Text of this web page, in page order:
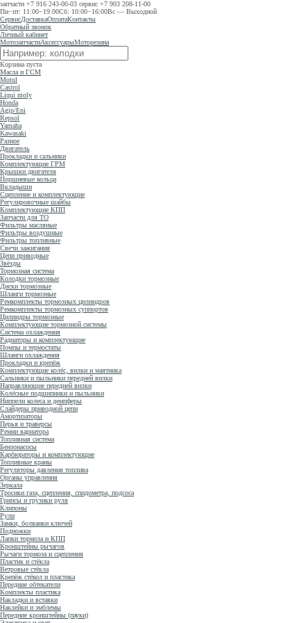
запчасти +7 916 243-00-03 сервис +7 903 208-11-00
Пн−пт: 11:00−19:00Сб: 10:00−16:00Вс — Выходной
СервисДоставкаОплатаКонтакты
Обратный звонок
Личный кабинет
МотозапчастиАксессуарыМоторезина
Корзина пуста
Масла и ГСМ
Motul
Castrol
Liqui moly
Honda
Agip/Eni
Repsol
Yamaha
Kawasaki
Разное
Двигатель
Прокладки и сальники
Комплектующие ГРМ
Крышки двигателя
Поршневые кольца
Вкладыши
Сцепление и комплектующие
Регулировочные шайбы
Комплектующие КПП
Запчасти для ТО
Фильтры масляные
Фильтры воздушные
Фильтры топливные
Свечи зажигания
Цепи приводные
Звёзды
Тормозная система
Колодки тормозные
Диски тормозные
Шланги тормозные
Ремкомплекты тормозных цилиндров
Ремкомплекты тормозных суппортов
Цилиндры тормозные
Комплектующие тормозной системы
Система охлаждения
Радиаторы и комплектующие
Помпы и термостаты
Шланги охлаждения
Прокладки и крепёж
Комплектующие колёс, вилки и маятника
Сальники и пыльники передней вилки
Направляющие передней вилки
Колёсные подшипники и пыльники
Ниппели колеса и демпферы
Слайдеры приводной цепи
Амортизаторы
Перья и траверсы
Ремни вариатора
Топливная система
Бензонасосы
Карбюраторы и комплектующие
Топливные краны
Регуляторы давления топлива
Органы управления
Зеркала
Тросики газа, сцепления, спидометра, подсоса
Грипсы и грузики руля
Клипоны
Рули
Замки, болванки ключей
Подножки
Лапки тормоза и КПП
Кронштейны рычагов
Рычаги тормоза и сцепления
Пластик и стёкла
Ветровые стёкла
Крепёж стёкол и пластика
Передние обтекатели
Комплекты пластика
Накладки и вставки
Наклейки и эмблемы
Передние кронштейны (пауки)